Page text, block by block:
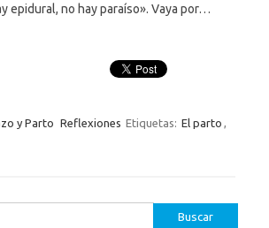
epidural, no hay paraíso». Vaya por…
y Parto Reflexiones Etiquetas: El parto